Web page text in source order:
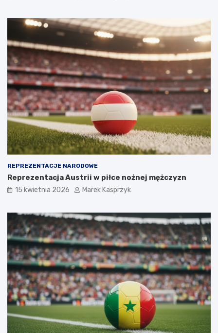
REPREZENTACJE NARODOWE
Reprezentacja Austrii w piłce nożnej mężczyzn
15 kwietnia 2026 Marek Kasprzyk